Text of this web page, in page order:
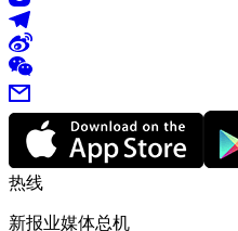
热线
新报业媒体总机